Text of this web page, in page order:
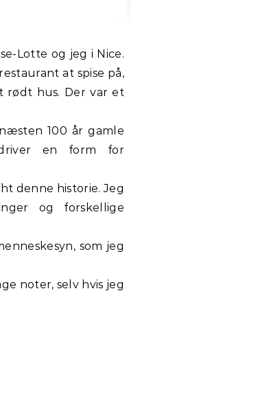
at spise på,
rødt hus. Der var et
100 år gamle
en form for
denne historie. Jeg
og forskellige
som jeg
noter, selv hvis jeg